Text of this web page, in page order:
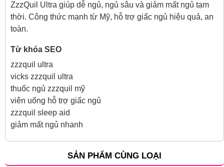
ZzzQuil Ultra giúp dễ ngủ, ngủ sâu và giảm mất ngủ tạm
thời. Công thức mạnh từ Mỹ, hỗ trợ giấc ngủ hiệu quả, an
toàn.
Từ khóa SEO
zzzquil ultra
vicks zzzquil ultra
thuốc ngủ zzzquil mỹ
viên uống hỗ trợ giấc ngủ
zzzquil sleep aid
giảm mất ngủ nhanh
SẢN PHẨM CÙNG LOẠI